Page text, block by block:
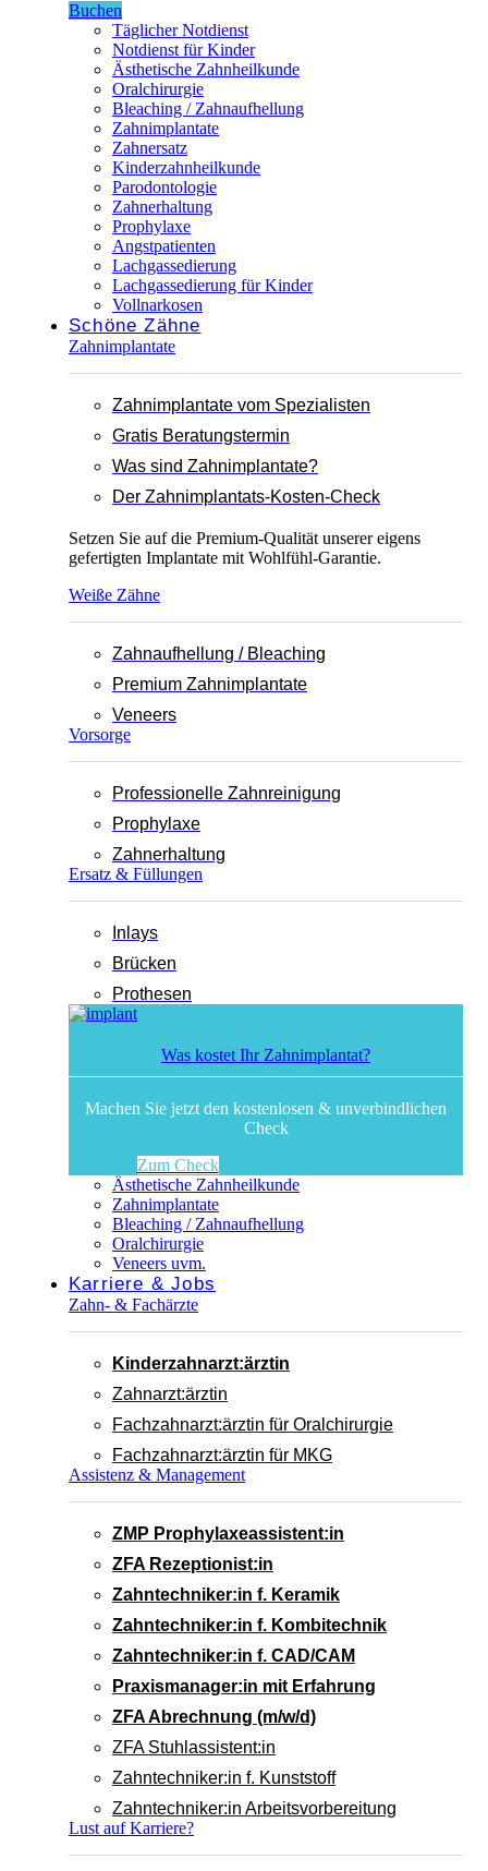
Buchen
Täglicher Notdienst
Notdienst für Kinder
Ästhetische Zahnheilkunde
Oralchirurgie
Bleaching / Zahnaufhellung
Zahnimplantate
Zahnersatz
Kinderzahnheilkunde
Parodontologie
Zahnerhaltung
Prophylaxe
Angstpatienten
Lachgassedierung
Lachgassedierung für Kinder
Vollnarkosen
Schöne Zähne
Zahnimplantate
Zahnimplantate vom Spezialisten
Gratis Beratungstermin
Was sind Zahnimplantate?
Der Zahnimplantats-Kosten-Check
Setzen Sie auf die Premium-Qualität unserer eigens
gefertigten Implantate mit Wohlfühl-Garantie.
Weiße Zähne
Zahnaufhellung / Bleaching
Premium Zahnimplantate
Veneers
Vorsorge
Professionelle Zahnreinigung
Prophylaxe
Zahnerhaltung
Ersatz & Füllungen
Inlays
Brücken
Prothesen
Was kostet Ihr Zahnimplantat?
Machen Sie jetzt den kostenlosen & unverbindlichen
Check
Zum Check
Ästhetische Zahnheilkunde
Zahnimplantate
Bleaching / Zahnaufhellung
Oralchirurgie
Veneers uvm.
Karriere & Jobs
Zahn- & Fachärzte
Kinderzahnarzt:ärztin
Zahnarzt:ärztin
Fachzahnarzt:ärztin für Oralchirurgie
Fachzahnarzt:ärztin für MKG
Assistenz & Management
ZMP Prophylaxeassistent:in
ZFA Rezeptionist:in
Zahntechniker:in f. Keramik
Zahntechniker:in f. Kombitechnik
Zahntechniker:in f. CAD/CAM
Praxismanager:in mit Erfahrung
ZFA Abrechnung (m/w/d)
ZFA Stuhlassistent:in
Zahntechniker:in f. Kunststoff
Zahntechniker:in Arbeitsvorbereitung
Lust auf Karriere?